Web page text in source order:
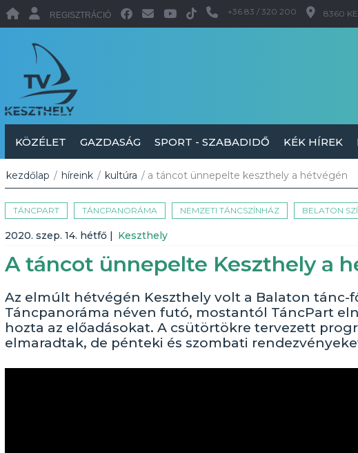
REGISZTRÁCIÓ +36 83 / 320 200 8360
KÖZÉLET GAZDASÁG SPORT - SZABADIDŐ KÉK HÍREK
kezdőlap / híreink / kultúra / a táncot ünnepelte keszthely a hétvégén
TÁNCPART TÁNCPANORÁMA NEMZETI TÁNCSZÍNHÁZ BELATON
2020. szep. 14. hétfő | Keszthely
A táncot ünnepelte Keszthely a
Az elmúlt hétvégén Keszthely volt a Balaton tánc-
Táncpanoráma néven futó, mostantól TáncPart
hozta az előadásokat. A csütörtökre tervezett
elmaradtak, de pénteki és szombati